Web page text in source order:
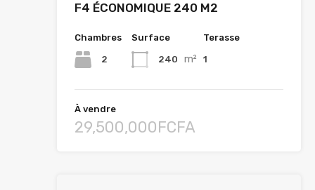
F4 ÉCONOMIQUE 240 M2
Chambres
2
Surface
240 m²
Terasse
1
À vendre
29,500,000FCFA